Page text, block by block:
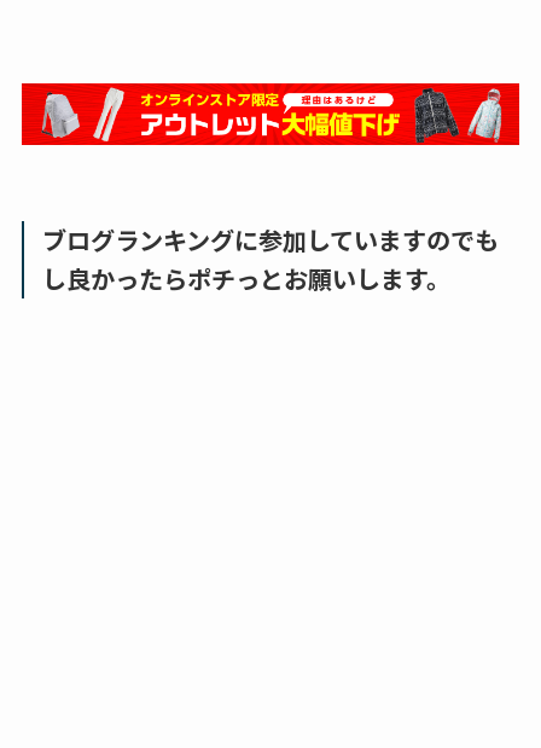
ブログランキングに参加していますのでも
し良かったらポチっとお願いします。